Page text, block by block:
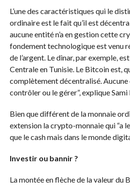
L’une des caractéristiques qui le
ordinaire est le fait qu’il est
aucune entité n’a en gestion cette
fondement technologique est venu
de l’argent. Le dinar, par exemple,
Centrale en Tunisie. Le Bitcoin est,
complètement décentralisé. Aucune
contrôler ou le gérer”, explique
Bien que différent de la monnaie
extension la crypto-monnaie qui “a
que le cash mais dans le monde
Investir ou bannir ?
La montée en flèche de la valeur du